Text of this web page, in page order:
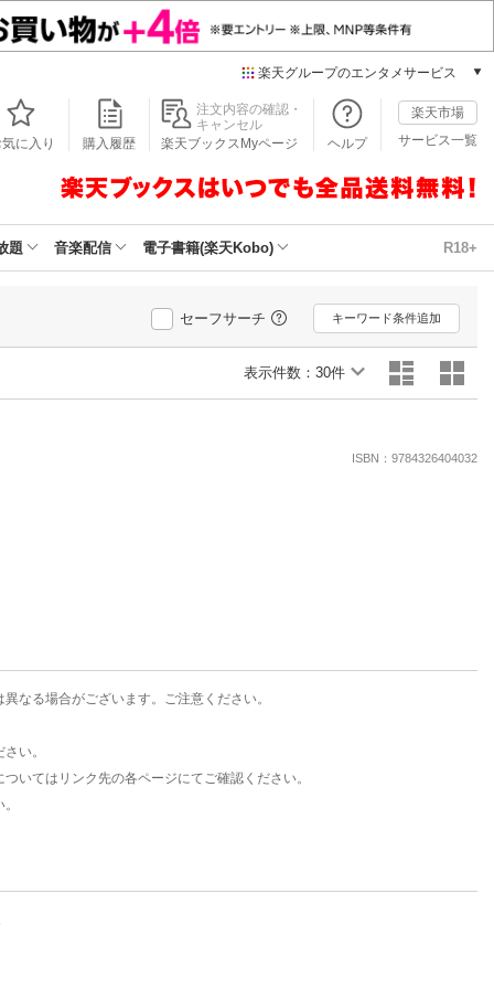
楽天グループのエンタメサービス
本/ゲーム/CD/DVD
楽天ブックス
楽天Kobo
動画配信
楽天TV
動画配信ガイド
気に入り 購入履歴
注文内容の確認・
キャンセル
楽天ブックスMyページ
ヘルプ
楽天市場
サービス一覧
題 音楽配信 電子書籍(楽天Kobo) R18+
セーフサーチ キーワード条件追加
表示件数： 30件
ISBN：9784326404032
なる場合がございます。ご注意ください。
い。
いてはリンク先の各ページにてご確認ください。